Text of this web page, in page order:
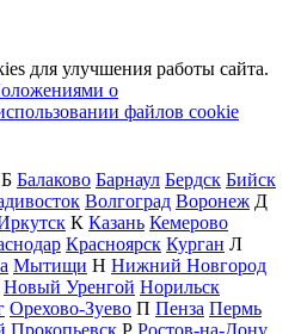
для улучшения работы сайта.
о
файлов cookie
Б Балаково Барнаул Бердск Бийск
Волгоград Воронеж Д
К Казань Кемерово
Красноярск Курган Л
Мытищи Н Нижний Новгород
Новый Уренгой Норильск
Орехово-Зуево П Пенза Пермь
Прокопьевск Р Ростов-на-Дону